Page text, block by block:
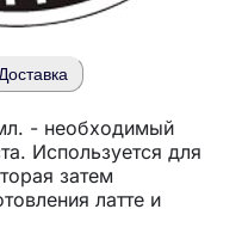
Доставка
- необходимый
Используется для
затем
латте и